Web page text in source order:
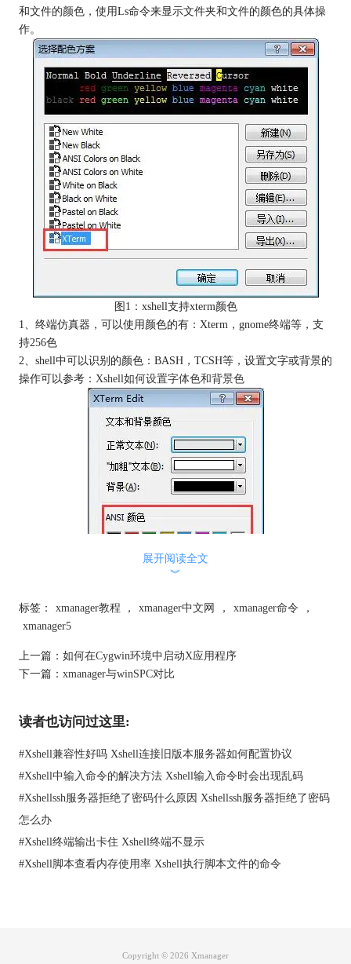
和文件的颜色，使用Ls命令来显示文件夹和文件的颜色的具体操
作。
图1：xshell支持xterm颜色
1、终端仿真器，可以使用颜色的有：Xterm，gnome终端等，支
持256色
2、shell中可以识别的颜色：BASH，TCSH等，设置文字或背景的
操作可以参考： Xshell如何设置字体色和背景色
3、shell颜色识别的终端环境设置：TERM环境的变化必须在
Xterm中，ansi，或者其他终端识别颜色类型。使用下面的命令，
$ echo $TERM
$ export TERM=xterm (or setenv TERM xterm)
4、支持颜色的实用程序：LS，VIM等等
5、支持颜色的实用程序设置：必须使用 â€˜lsâ€™ â€˜--
ls=â€™ls --color=ttyâ€™。
以上就是如何在VI和VIM中显示颜色的设置，更多精彩敬请关注
xmanager中文网。
本文为原创，转载请注明原址：
展开阅读全文
︾
标签： xmanager教程 ， xmanager中文网 ， xmanager命令
，
xmanager5
上一篇： 如何在Cygwin环境中启动X应用程序
下一篇： xmanager与winSPC对比
读者也访问过这里:
#Xshell兼容性好吗 Xshell连接旧版本服务器如何配置协议
#Xshell中输入命令的解决方法 Xshell输入命令时会出现乱码
#Xshellssh服务器拒绝了密码什么原因 Xshellssh服务器拒绝了密码
怎么办
#Xshell终端输出卡住 Xshell终端不显示
#Xshell脚本查看内存使用率 Xshell执行脚本文件的命令
Copyright © 2026 Xmanager